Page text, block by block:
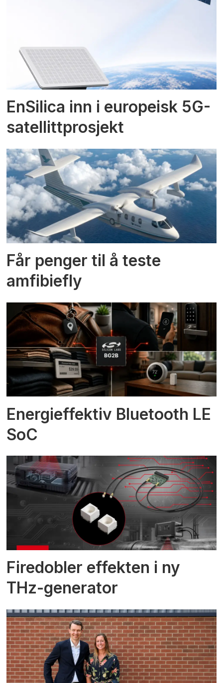
EnSilica inn i europeisk 5G-
satellittprosjekt
Får penger til å teste
amfibiefly
Energieffektiv Bluetooth LE
SoC
Firedobler effekten i ny
THz-generator